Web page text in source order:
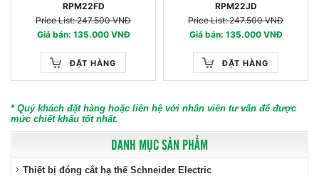
DANH MỤC SẢN PHẨM
Thiết bị đóng cắt hạ thế Schneider Electric
RPM22FD
Price List: 247.500 VNĐ
Giá bán: 135.000 VNĐ
ĐẶT HÀNG
RPM22JD
Price List: 247.500 VNĐ
Giá bán: 135.000 VNĐ
ĐẶT HÀNG
* Quý khách đặt hàng hoặc liên hệ với nhân viên tư vấn để được
mức chiết khấu tốt nhất.